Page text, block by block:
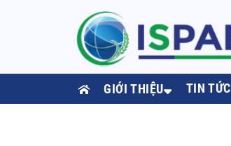
GIỚI THIỆU TIN TỨC